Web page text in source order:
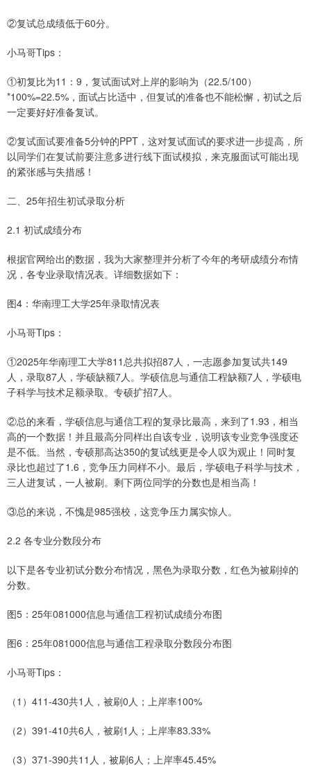
②复试总成绩低于60分。
小马哥Tips：
①初复比为11：9，复试面试对上岸的影响为（22.5/100）
*100%=22.5%，面试占比适中，但复试的准备也不能松懈，初试之后
一定要好好准备复试。
②复试面试要准备5分钟的PPT，这对复试面试的要求进一步提高，所
以同学们在复试前要注意多进行线下面试模拟，来克服面试可能出现
的紧张感与失措感！
二、25年招生初试录取分析
2.1 初试成绩分布
根据官网给出的数据，我为大家整理并分析了今年的考研成绩分布情
况，各专业录取情况表。详细数据如下：
图4：华南理工大学25年录取情况表
小马哥Tips：
①2025年华南理工大学811总共拟招87人，一志愿参加复试共149
人，录取87人，学硕缺额7人。学硕信息与通信工程缺额7人，学硕电
子科学与技术足额录取。专硕扩招7人。
②总的来看，学硕信息与通信工程的复录比最高，来到了1.93，相当
高的一个数据！并且最高分同样出自该专业，说明该专业竞争强度还
是不低。当然，专硕那高达350的复试线更是令人叹为观止！同时复
录比也超过了1.6，竞争压力同样不小。最后，学硕电子科学与技术，
三人进复试，一人被刷。剩下两位同学的分数也是相当高！
③总的来说，不愧是985强校，这竞争压力属实惊人。
2.2 各专业分数段分布
以下是各专业初试分数分布情况，黑色为录取分数，红色为被刷掉的
分数。
图5：25年081000信息与通信工程初试成绩分布图
图6：25年081000信息与通信工程录取分数段分布图
小马哥Tips：
（1）411-430共1人，被刷0人；上岸率100%
（2）391-410共6人，被刷1人；上岸率83.33%
（3）371-390共11人，被刷6人；上岸率45.45%